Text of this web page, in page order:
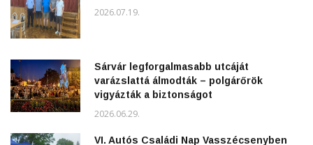
2026.07.19.
Sárvár legforgalmasabb utcáját
varázslattá álmodták – polgárőrök
vigyázták a biztonságot
2026.06.29.
VI. Autós Családi Nap Vasszécsenyben